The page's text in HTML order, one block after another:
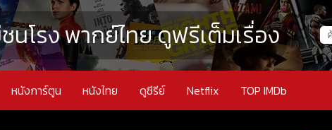
โรง พากย์ไทย ดูฟรีเต็มเรื่อง
หนังการ์ตูน หนังไทย ดูซีรีย์ Netflix TOP IMDb